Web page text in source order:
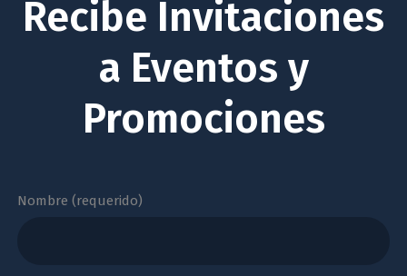
Recibe Invitaciones
a Eventos y
Promociones
Nombre (requerido)